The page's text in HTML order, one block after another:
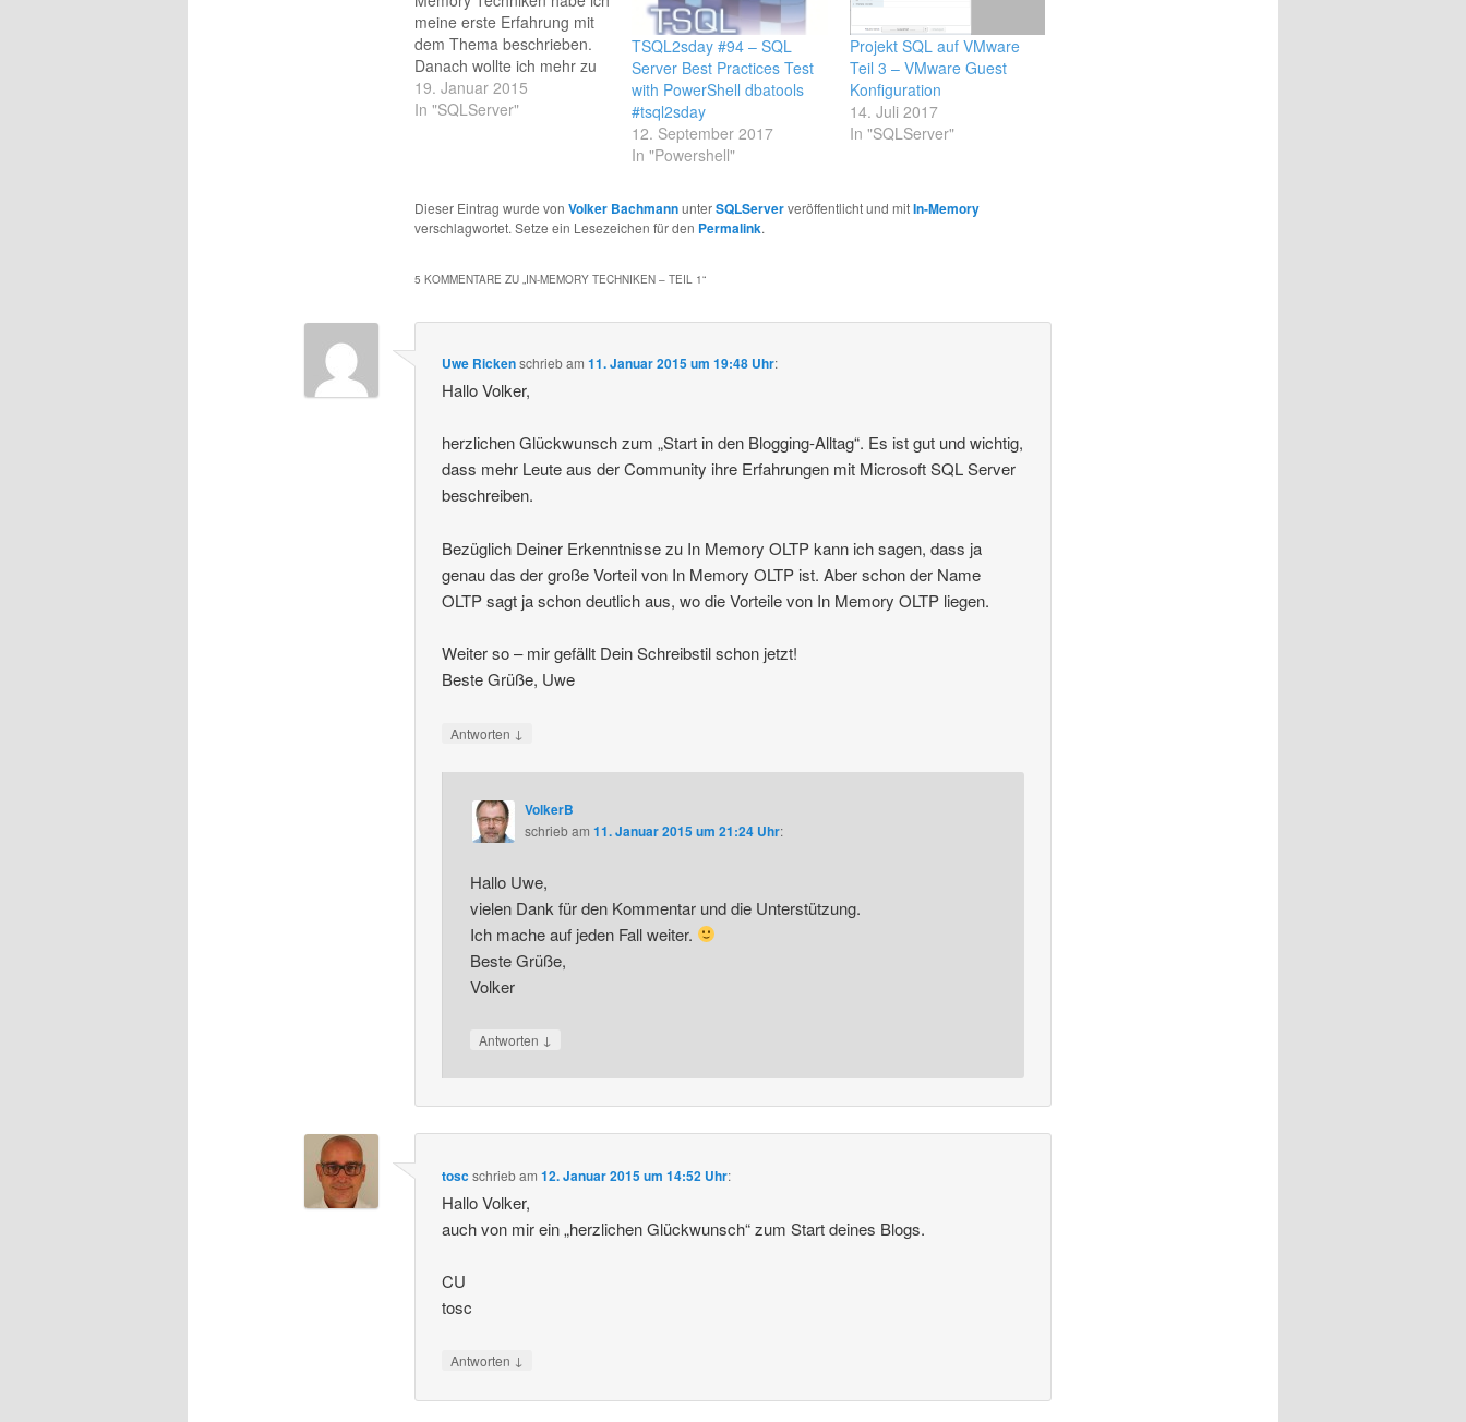
meine erste Erfahrung mit
dem Thema beschrieben.
Danach wollte ich mehr zu
dem Thema wissen. Nach
etwas längerer Suche habe
gefunden. Dort wird ein
kostenloses…
19. Januar 2015
In "SQLServer"
TSQL2sday #94 – SQL
Server Best Practices Test
with PowerShell dbatools
#tsql2sday
12. September 2017
In "Powershell"
Projekt SQL auf VMware
Teil 3 – VMware Guest
Konfiguration
14. Juli 2017
In "SQLServer"
Dieser Eintrag wurde von Volker BachmannunterSQLSerververöffentlicht und mitIn-Memory
verschlagwortet. Setze ein Lesezeichen für den Permalink.
5 KOMMENTARE ZU „ IN-MEMORY TECHNIKEN – TEIL 1“
Uwe Rickenschriebam11. Januar 2015 um 19:48 Uhr:
Hallo Volker,
herzlichen Glückwunsch zum „Start in den Blogging-Alltag“. Es ist gut und wichtig,
dass mehr Leute aus der Community ihre Erfahrungen mit Microsoft SQL Server
beschreiben.
Bezüglich Deiner Erkenntnisse zu In Memory OLTP kann ich sagen, dass ja
genau das der große Vorteil von In Memory OLTP ist. Aber schon der Name
OLTP sagt ja schon deutlich aus, wo die Vorteile von In Memory OLTP liegen.
Weiter so – mir gefällt Dein Schreibstil schon jetzt!
Beste Grüße, Uwe
Antworten ↓
VolkerB
schriebam 11. Januar 2015 um 21:24 Uhr:
Hallo Uwe,
vielen Dank für den Kommentar und die Unterstützung.
Ich mache auf jeden Fall weiter.
Beste Grüße,
Volker
Antworten ↓
toscschriebam12. Januar 2015 um 14:52 Uhr:
Hallo Volker,
auch von mir ein „herzlichen Glückwunsch“ zum Start deines Blogs.
CU
tosc
Antworten ↓